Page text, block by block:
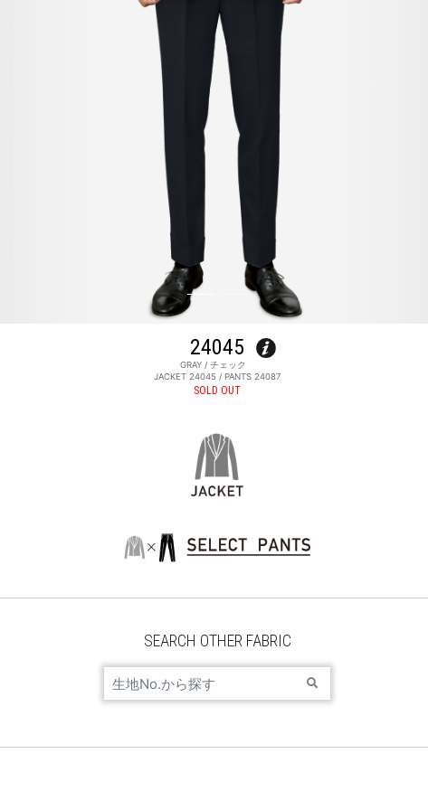
24045
GRAY / チェック
JACKET 24045 / PANTS 24087
SOLD OUT
SEARCH OTHER FABRIC